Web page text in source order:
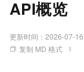
API概览
更新时间： 2026-07-
复制 MD 格式